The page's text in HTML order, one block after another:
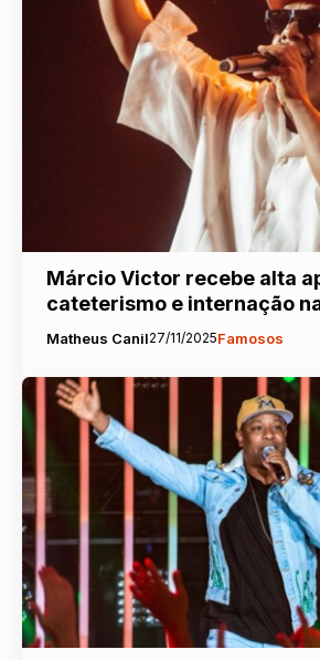
Márcio Victor recebe alta
cateterismo e internação
Matheus Canil27/11/2025Famosos